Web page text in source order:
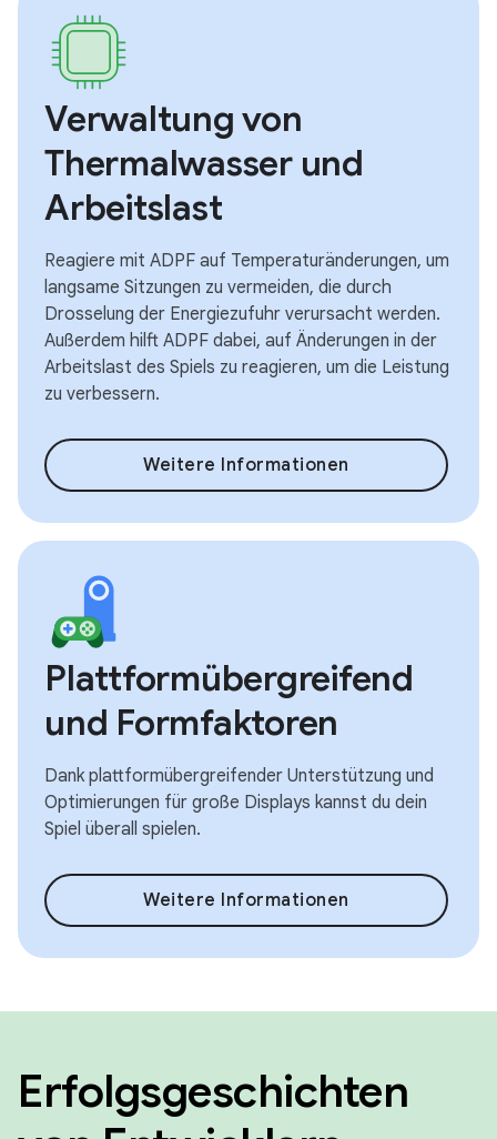
Verwaltung von
Thermalwasser und
Arbeitslast
Reagiere mit ADPF auf Temperaturänderungen, um
langsame Sitzungen zu vermeiden, die durch
Drosselung der Energiezufuhr verursacht werden.
Außerdem hilft ADPF dabei, auf Änderungen in der
Arbeitslast des Spiels zu reagieren, um die Leistung
zu verbessern.
Weitere Informationen
Plattformübergreifend
und Formfaktoren
Dank plattformübergreifender Unterstützung und
Optimierungen für große Displays kannst du dein
Spiel überall spielen.
Weitere Informationen
Erfolgsgeschichten